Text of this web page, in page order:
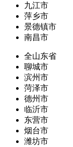
九江市
萍乡市
景德镇市
南昌市
全山东省
聊城市
滨州市
菏泽市
德州市
临沂市
东营市
烟台市
潍坊市